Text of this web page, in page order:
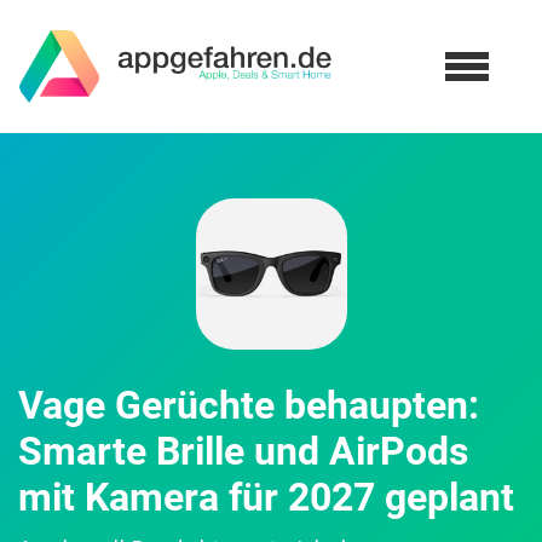
Vage Gerüchte behaupten:
Smarte Brille und AirPods
mit Kamera für 2027 geplant